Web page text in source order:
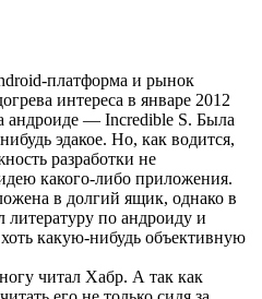
платформа и рынок
интереса в январе 2012
андроиде — Incredible S. Была
эдакое. Но, как водится,
разработки не
какого-либо приложения.
в долгий ящик, однако в
литературу по андроиду и
какую-нибудь объективную
читал Хабр. А так как